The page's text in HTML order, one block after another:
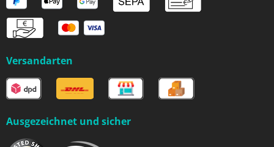
Versandarten
Ausgezeichnet und sicher